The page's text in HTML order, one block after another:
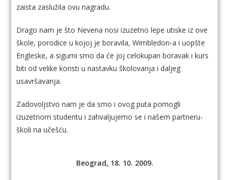
zaista zaslužila ovu nagradu.
Drago nam je što Nevena nosi izuzetno lepe utiske iz ove
škole, porodice u kojoj je boravila, Wimbledon-a i uopšte
Engleske, a sigurni smo da će joj celokupan boravak i kurs
biti od velike koristi u nastavku školovanja i daljeg
usavršavanja.
Zadovoljstvo nam je da smo i ovog puta pomogli
izuzetnom studentu i zahvaljujemo se i našem partneru-
školi na učešću.
Beograd, 18. 10. 2009.